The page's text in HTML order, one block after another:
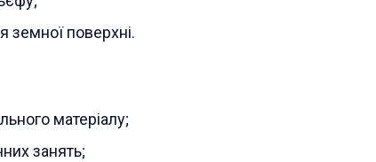
поверхні.
матеріалу;
занять;